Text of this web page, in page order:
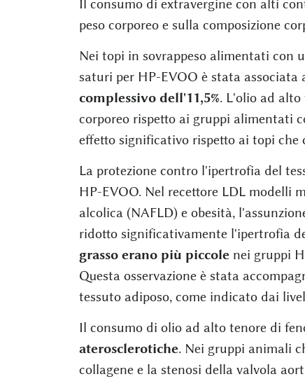
Il consumo di extravergine con alti
peso corporeo e sulla composizione
Nei topi in sovrappeso alimentati con
saturi per HP-EVOO è stata associata
complessivo dell'11,5%. L'olio ad
corporeo rispetto ai gruppi alimentati
effetto significativo rispetto ai topi che
La protezione contro l'ipertrofia del
HP-EVOO. Nel recettore LDL modelli
alcolica (NAFLD) e obesità,
ridotto significativamente l'ipertrofia
grasso erano più piccolenei gruppi
Questa osservazione è stata
tessuto adiposo, come indicato dai
Il consumo di olio ad alto tenore di
aterosclerotiche. Nei gruppi animali
collagene e la stenosi della valvola